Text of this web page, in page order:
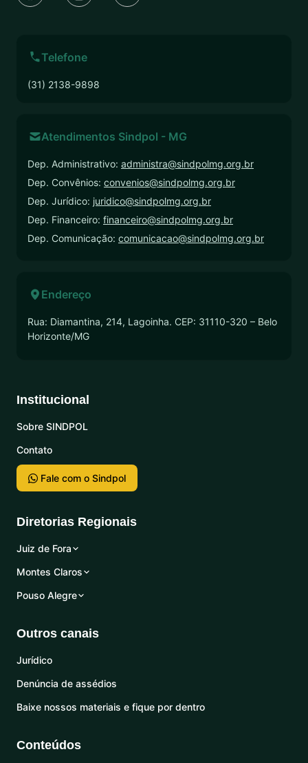
Telefone
(31) 2138-9898
Atendimentos Sindpol - MG
Dep. Administrativo: administra@sindpolmg.org.br
Dep. Convênios: convenios@sindpolmg.org.br
Dep. Jurídico: juridico@sindpolmg.org.br
Dep. Financeiro: financeiro@sindpolmg.org.br
Dep. Comunicação: comunicacao@sindpolmg.org.br
Endereço
Rua: Diamantina, 214, Lagoinha. CEP: 31110-320 – Belo
Horizonte/MG
Institucional
Sobre SINDPOL
Contato
Fale com o Sindpol
Diretorias Regionais
Juiz de Fora
Montes Claros
Pouso Alegre
Outros canais
Jurídico
Denúncia de assédios
Baixe nossos materiais e fique por dentro
Conteúdos